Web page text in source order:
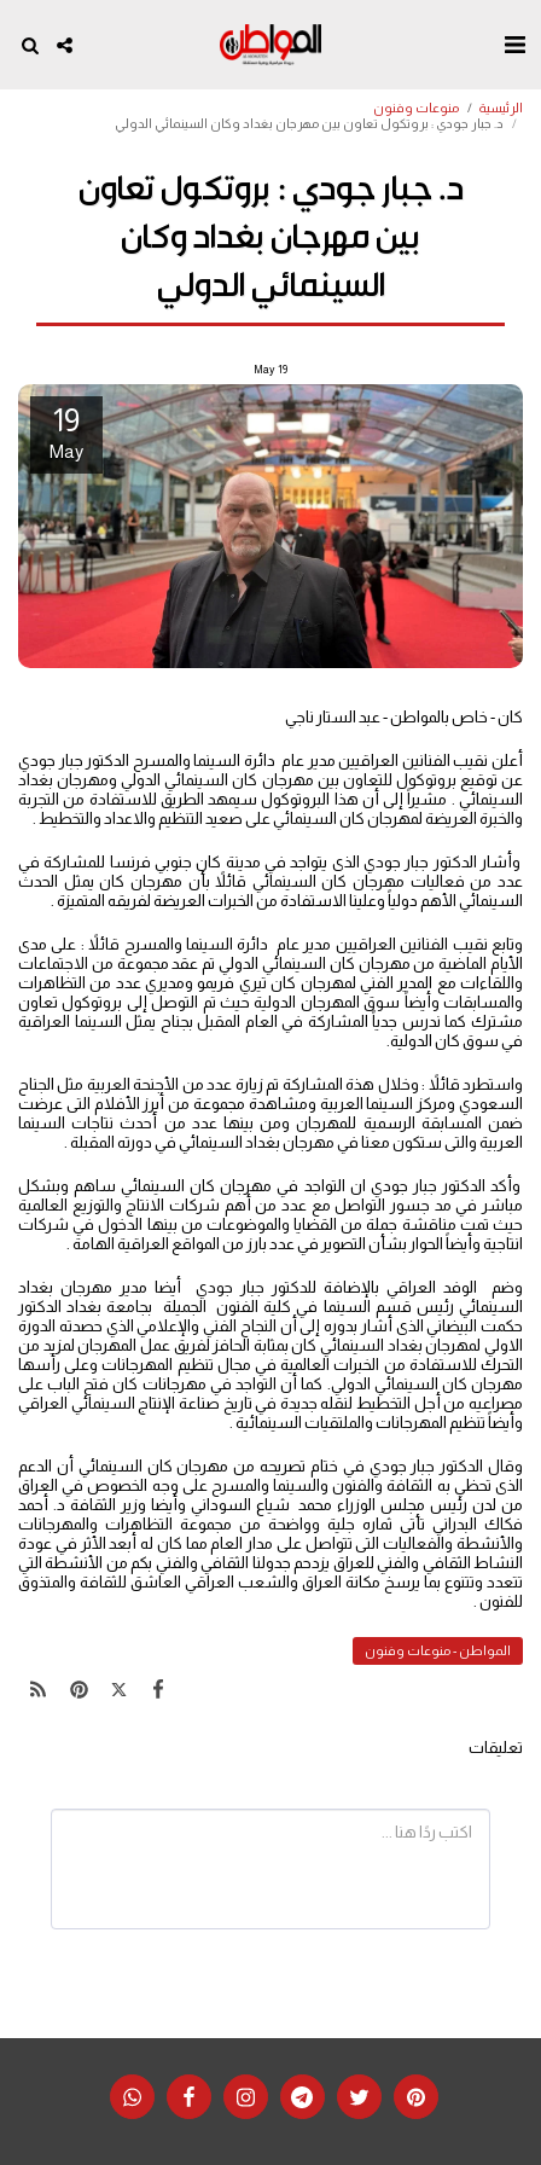
الرئيسية
منوعات وفنون
د. جبار جودي : بروتكول تعاون بين مهرجان بغداد وكان السينمائي الدولي
د. جبار جودي : بروتكول تعاون
بين مهرجان بغداد وكان
السينمائي الدولي
19
May
19
May
كان - خاص بالمواطن - عبد الستار ناجي
أعلن نقيب الفنانين العراقيين مدير عام دائرة السينما والمسرح الدكتور جبار جودي
عن توقيع بروتوكول للتعاون بين مهرجان كان السينمائي الدولي ومهرجان بغداد
السينمائي . مشيراً إلى أن هذا البروتوكول سيمهد الطريق للاستفادة من التجربة
والخبرة العريضة لمهرجان كان السينمائي على صعيد التنظيم والاعداد والتخطيط .
وأشار الدكتور جبار جودي الذى يتواجد في مدينة كان جنوبي فرنسا للمشاركة في
عدد من فعاليات مهرجان كان السينمائي قائلاً بأن مهرجان كان يمثل الحدث
السينمائي الأهم دولياً وعلينا الاستفادة من الخبرات العريضة لفريقه المتميزة .
وتابع نقيب الفنانين العراقيين مدير عام دائرة السينما والمسرح قائلاً : على مدى
الأيام الماضية من مهرجان كان السينمائي الدولي تم عقد مجموعة من الاجتماعات
واللقاءات مع المدير الفني لمهرجان كان تيري فريمو ومديري عدد من التظاهرات
والمسابقات وأيضاً سوق المهرجان الدولية حيث تم التوصل إلى بروتوكول تعاون
مشترك كما ندرس جدياً المشاركة في العام المقبل بجناح يمثل السينما العراقية
في سوق كان الدولية.
واستطرد قائلاً : وخلال هذة المشاركة تم زيارة عدد من الأجنحة العربية مثل الجناح
السعودي ومركز السينما العربية ومشاهدة مجموعة من أبرز الأفلام التى عرضت
ضمن المسابقة الرسمية للمهرجان ومن بينها عدد من أحدث نتاجات السينما
العربية والتى ستكون معنا في مهرجان بغداد السينمائي في دورته المقبلة .
وأكد الدكتور جبار جودي ان التواجد في مهرجان كان السينمائي ساهم وبشكل
مباشر في مد جسور التواصل مع عدد من أهم شركات الانتاج والتوزيع العالمية
حيث تمت مناقشة جملة من القضايا والموضوعات من بينها الدخول في شركات
انتاجية وأيضاً الحوار بشأن التصوير في عدد بارز من المواقع العراقية الهامة .
وضم الوفد العراقي بالإضافة للدكتور جبار جودي أيضا مدير مهرجان بغداد
السينمائي رئيس قسم السينما في كلية الفنون الجميلة بجامعة بغداد الدكتور
حكمت البيضاني الذى أشار بدوره إلى أن النجاح الفني والإعلامي الذي حصدته الدورة
الاولي لمهرجان بغداد السينمائي كان بمثابة الحافز لفريق عمل المهرجان لمزيد من
التحرك للاستفادة من الخبرات العالمية في مجال تنظيم المهرجانات وعلى رأسها
مهرجان كان السينمائي الدولي. كما أن التواجد في مهرجانات كان فتح الباب على
مصراعيه من أجل التخطيط لنقله جديدة في تاريخ صناعة الإنتاج السينمائي العراقي
وأيضاً تنظيم المهرجانات والملتقيات السينمائية .
وقال الدكتور جبار جودي في ختام تصريحه من مهرجان كان السينمائي أن الدعم
الذى تحظي به الثقافة والفنون والسينما والمسرح على وجه الخصوص في العراق
من لدن رئيس مجلس الوزراء محمد شياع السوداني وأيضا وزير الثقافة د. أحمد
فكاك البدراني تأتى ثماره جلية وواضحة من مجموعة التظاهرات والمهرجانات
والأنشطة والفعاليات التى تتواصل على مدار العام مما كان له أبعد الأثر في عودة
النشاط الثقافي والفني للعراق يزدحم جدولنا الثقافي والفني بكم من الأنشطة التي
تتعدد وتتنوع بما يرسخ مكانة العراق والشعب العراقي العاشق للثقافة والمتذوق
للفنون .
المواطن - منوعات وفنون
تعليقات